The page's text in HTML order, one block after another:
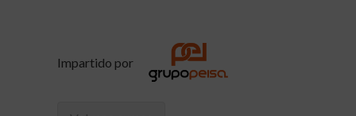
Impartido por